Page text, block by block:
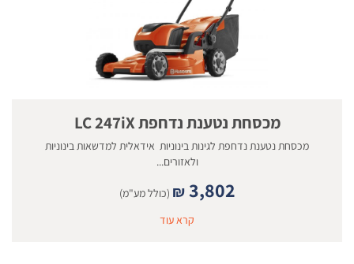
מכסחת נטענת נדחפת LC 247iX
מכסחת נטענת נדחפת לגינות בינוניות אידאלית למדשאות בינוניות
ולאזורים...
₪ 3,802
(כולל מע"מ)
קרא עוד